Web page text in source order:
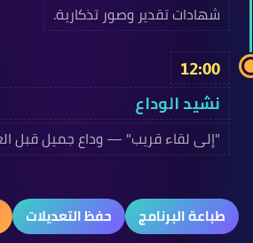
شهادات تقدير وصور تذكارية.
12:00
نشيد الوداع
"إلى لقاء قريب" — وداع جميل قبل
طباعة البرنامج حفظ التعديلات